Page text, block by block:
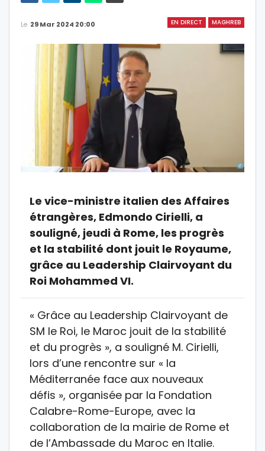
EN DIRECT MAGHREB
Le 29 Mar 2024 20:00
Le vice-ministre italien des Affaires
étrangères, Edmondo Cirielli, a
souligné, jeudi à Rome, les progrès
et la stabilité dont jouit le Royaume,
grâce au Leadership Clairvoyant du
Roi Mohammed VI.
« Grâce au Leadership Clairvoyant de
SM le Roi, le Maroc jouit de la stabilité
et du progrès », a souligné M. Cirielli,
lors d’une rencontre sur « la
Méditerranée face aux nouveaux
défis », organisée par la Fondation
Calabre-Rome-Europe, avec la
collaboration de la mairie de Rome et
de l’Ambassade du Maroc en Italie.